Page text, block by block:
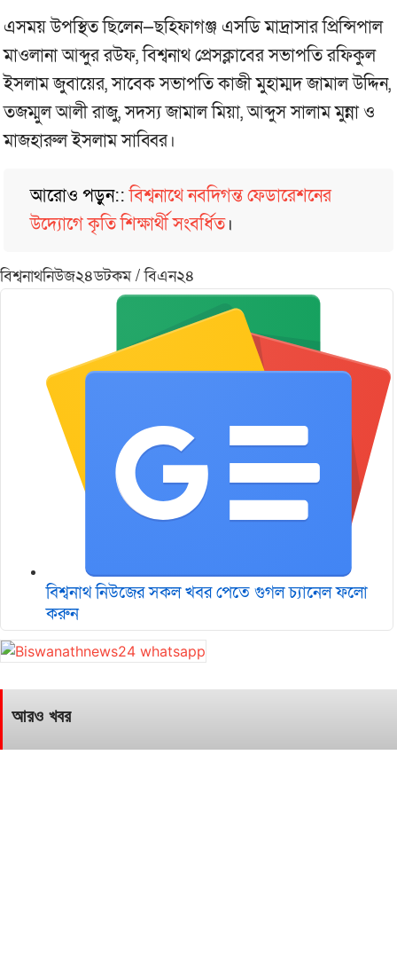
এসময় উপস্থিত ছিলেন—ছহিফাগঞ্জ এসডি মাদ্রাসার প্রিন্সিপাল
মাওলানা আব্দুর রউফ, বিশ্বনাথ প্রেসক্লাবের সভাপতি রফিকুল
ইসলাম জুবায়ের, সাবেক সভাপতি কাজী মুহাম্মদ জামাল উদ্দিন,
তজম্মুল আলী রাজু, সদস্য জামাল মিয়া, আব্দুস সালাম মুন্না ও
মাজহারুল ইসলাম সাব্বির।
আরোও পড়ুন::বিশ্বনাথে নবদিগন্ত ফেডারেশনের
উদ্যোগে কৃতি শিক্ষার্থী সংবর্ধিত।
বিশ্বনাথনিউজ২৪ডটকম / বিএন২৪
বিশ্বনাথ নিউজের সকল খবর পেতে গুগল চ‌্যানেল ফলো
করুন
আরও খবর